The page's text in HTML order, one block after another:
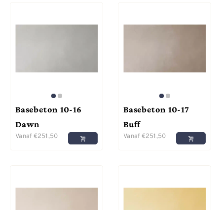
Basebeton 10-16
Dawn
Vanaf €251,50
Basebeton 10-17
Buff
Vanaf €251,50